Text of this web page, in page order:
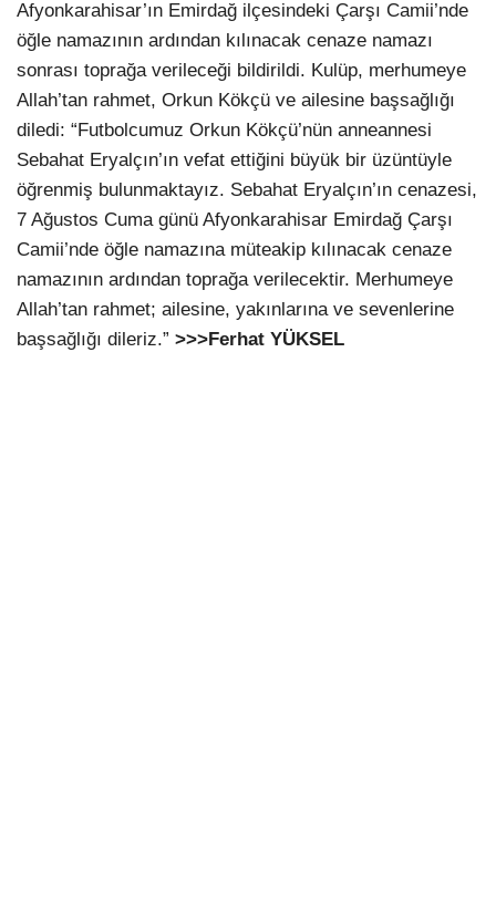
Afyonkarahisar’ın Emirdağ ilçesindeki Çarşı Camii’nde
öğle namazının ardından kılınacak cenaze namazı
sonrası toprağa verileceği bildirildi. Kulüp, merhumeye
Allah’tan rahmet, Orkun Kökçü ve ailesine başsağlığı
diledi: “Futbolcumuz Orkun Kökçü’nün anneannesi
Sebahat Eryalçın’ın vefat ettiğini büyük bir üzüntüyle
öğrenmiş bulunmaktayız. Sebahat Eryalçın’ın cenazesi,
7 Ağustos Cuma günü Afyonkarahisar Emirdağ Çarşı
Camii’nde öğle namazına müteakip kılınacak cenaze
namazının ardından toprağa verilecektir. Merhumeye
Allah’tan rahmet; ailesine, yakınlarına ve sevenlerine
başsağlığı dileriz.” >>>Ferhat YÜKSEL